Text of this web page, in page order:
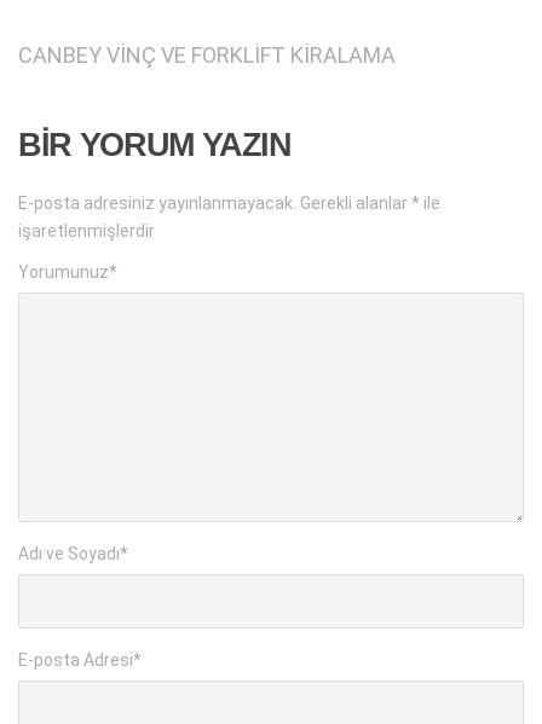
CANBEY VİNÇ VE FORKLİFT KİRALAMA
BIR YORUM YAZIN
E-posta adresiniz yayınlanmayacak. Gerekli alanlar* ile
işaretlenmişlerdir
Yorumunuz*
Adı ve Soyadı*
E-posta Adresi*